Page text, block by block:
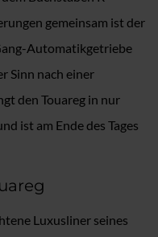
gemeinsam ist der
Automatikgetriebe
Sinn nach einer
den Touareg in nur
ist am Ende des Tages
Luxusliner seines